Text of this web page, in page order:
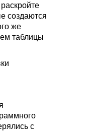
создаются
же
таблицы
с